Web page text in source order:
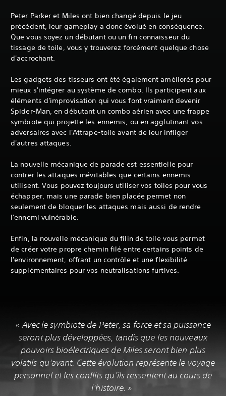
Peter Parker et Miles ont bien changé depuis le jeu
précédent, leur gameplay a donc évolué en conséquence.
Que vous soyez un débutant ou un fin connaisseur du
tissage de toile, vous y trouverez forcément quelque chose
d'accrochant.
Les gadgets des tisseurs ont été également améliorés pour
mieux s'intégrer au système de combo. Ils participent aux
éléments d'improvisation qui vous font vraiment devenir
Spider-Man, en débutant un combo aérien avec une frappe
symbiote qui projette les ennemis, ou en agglutinant vos
adversaires avec l'Attrape-toile avant de leur infliger
d'autres attaques.
La nouvelle mécanique de parade est essentielle pour
contrer les attaques inévitables que certains ennemis
utilisent. Vous pouvez toujours utiliser vos toiles pour vous
échapper, mais une parade bien placée permet non
seulement de bloquer les attaques mais aussi de rendre
l'ennemi vulnérable.
Enfin, la nouvelle mécanique du filin de toile vous permet
de créer votre propre chemin filé entre certains points de
l'environnement, offrant un contrôle et une flexibilité
supplémentaires pour vos neutralisations furtives.
« Avec le symbiote de Peter, sa force et sa puissance
seront plus développées, tandis que les nouveaux
pouvoirs bioélectriques de Miles seront bien plus
volatils qu'avant. Cette évolution représente le voyage
personnel et les conflits qu'ils ressentent au cours de
l'histoire. »